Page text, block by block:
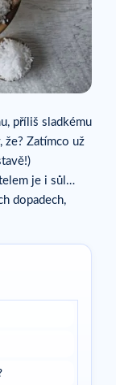
příliš sladkému
že? Zatímco už
je i sůl…
dopadech,